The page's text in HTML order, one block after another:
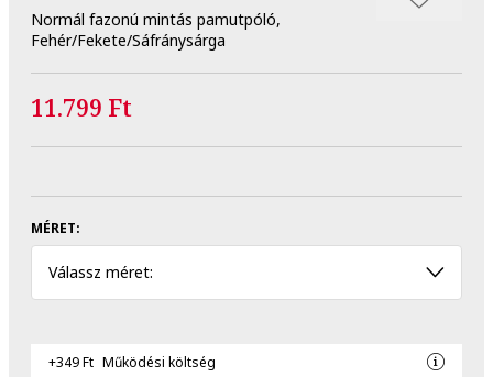
Normál fazonú mintás pamutpóló,
Fehér/Fekete/Sáfránysárga
11.799 Ft
MÉRET:
Válassz méret:
+349 Ft Működési költség